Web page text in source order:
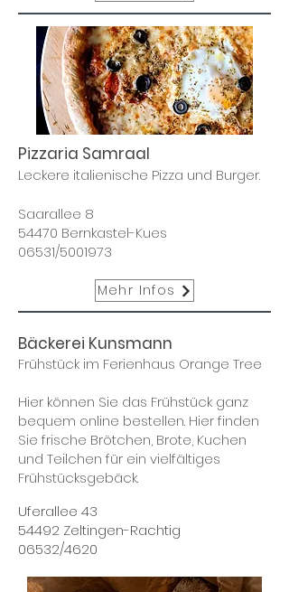
Pizzaria Samraal
Leckere italienische Pizza und Burger.
Saarallee 8
54470 Bernkastel-Kues
06531/5001973
Mehr Infos
Bäckerei Kunsmann
Frühstück im Ferienhaus Orange Tree
Hier können Sie das Frühstück ganz
bequem online bestellen. Hier finden
Sie frische Brötchen, Brote, Kuchen
und Teilchen für ein vielfältiges
Frühstücksgebäck.
Uferallee 43
54492 Zeltingen-Rachtig
06532/4620